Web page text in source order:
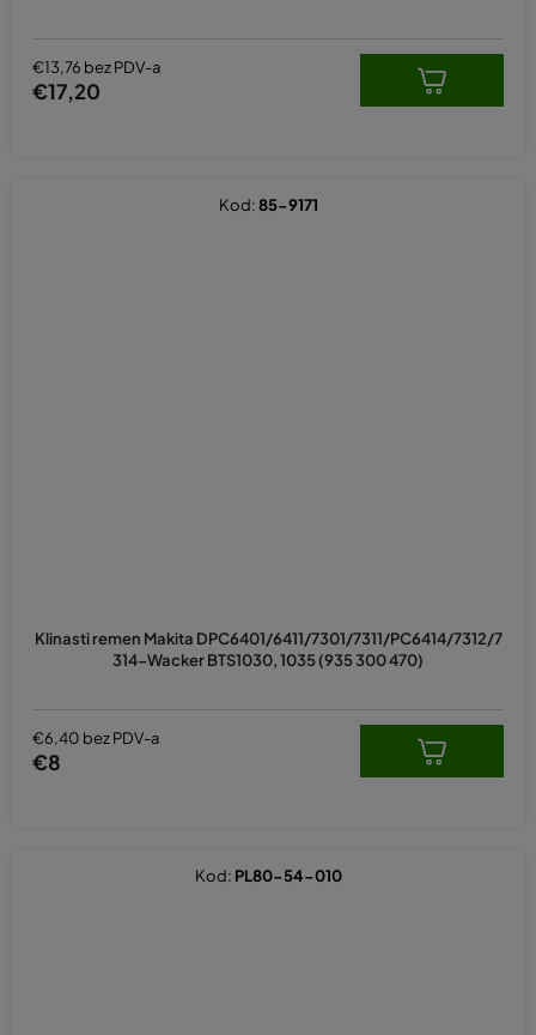
€13,76 bez PDV-a
€17,20
Klinasti remen Makita DPC6401/6411/7301/7311/PC6414/7312/7
314-Wacker BTS1030, 1035 (935 300 470)
€6,40 bez PDV-a
€8
Kod:85-9171
Kod: PL80-54-010